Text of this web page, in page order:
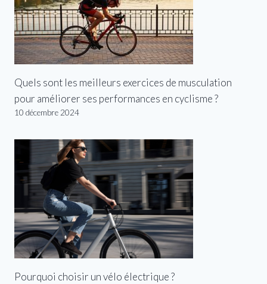
Quels sont les meilleurs exercices de musculation
pour améliorer ses performances en cyclisme ?
10 décembre 2024
Pourquoi choisir un vélo électrique ?